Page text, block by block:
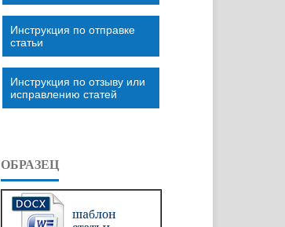
Инструкция по отправке
статьи
Инструкция по отзыву или
исправлению статей
ОБРАЗЕЦ